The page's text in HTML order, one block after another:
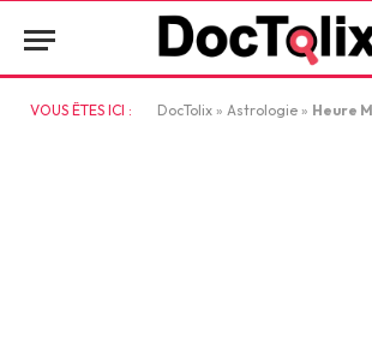
VOUS ÊTES ICI : DocTolix » Astrologie » Heure Miroir